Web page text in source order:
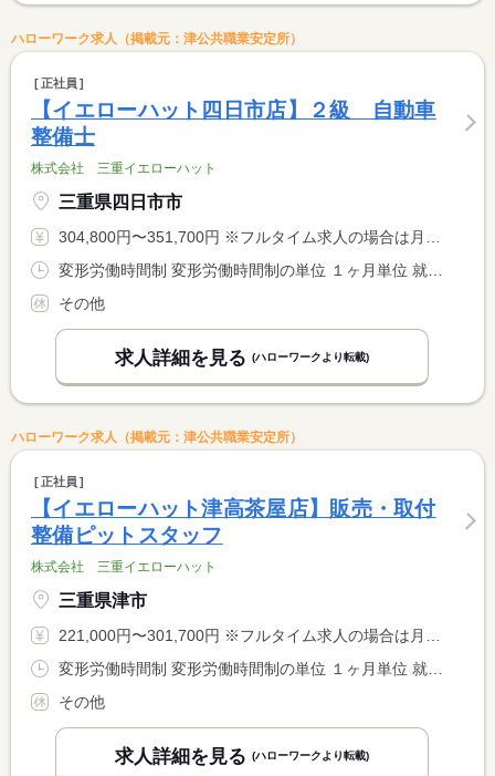
ハローワーク求人（掲載元：津公共職業安定所）
正社員
【イエローハット四日市店】２級 自動車
整備士
株式会社 三重イエローハット
三重県四日市市
304,800円〜351,700円 ※フルタイム求人の場合は月額（換算額）、パート求人の場合は時間額を表示しています。
その他
求人詳細を見る (ハローワークより転載)
ハローワーク求人（掲載元：津公共職業安定所）
正社員
【イエローハット津高茶屋店】販売・取付
整備ピットスタッフ
株式会社 三重イエローハット
三重県津市
221,000円〜301,700円 ※フルタイム求人の場合は月額（換算額）、パート求人の場合は時間額を表示しています。
その他
求人詳細を見る (ハローワークより転載)